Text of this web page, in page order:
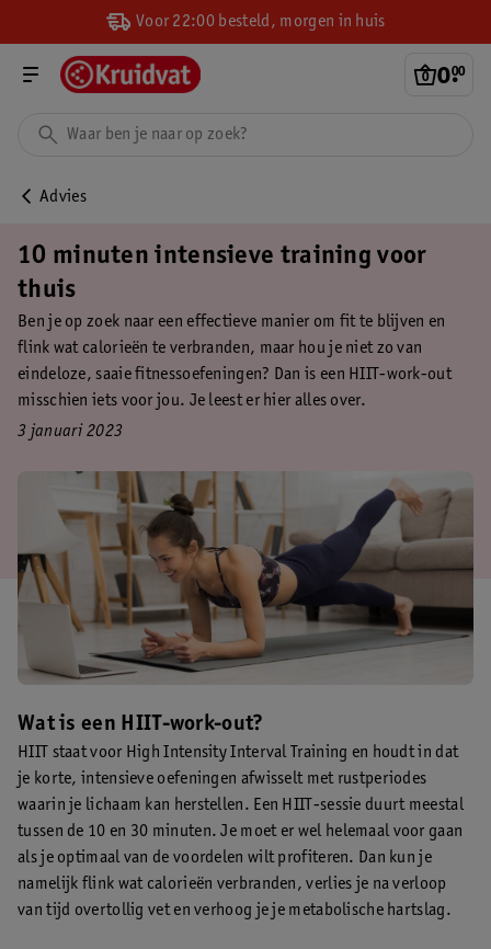
Voor 22:00 besteld, morgen in huis
0.
00
Advies
10 minuten intensieve training voor
thuis
Ben je op zoek naar een effectieve manier om fit te blijven en
flink wat calorieën te verbranden, maar hou je niet zo van
eindeloze, saaie fitnessoefeningen? Dan is een HIIT-work-out
misschien iets voor jou. Je leest er hier alles over.
3 januari 2023
Wat is een HIIT-work-out?
HIIT staat voor High Intensity Interval Training en houdt in dat
je korte, intensieve oefeningen afwisselt met rustperiodes
waarin je lichaam kan herstellen. Een HIIT-sessie duurt meestal
tussen de 10 en 30 minuten. Je moet er wel helemaal voor gaan
als je optimaal van de voordelen wilt profiteren. Dan kun je
namelijk flink wat calorieën verbranden, verlies je na verloop
van tijd overtollig vet en verhoog je je metabolische hartslag.